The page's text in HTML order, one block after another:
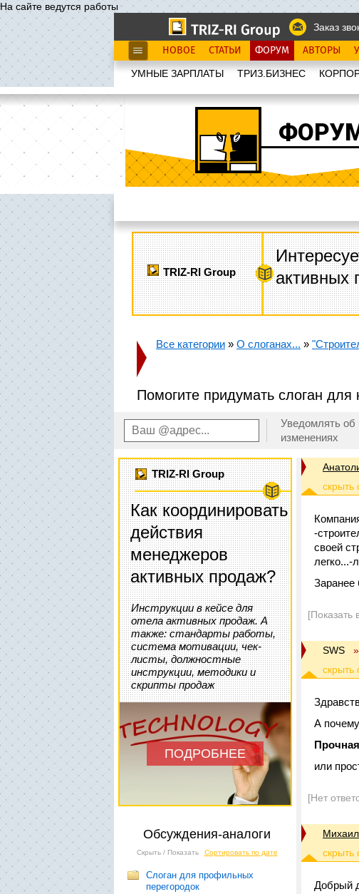
На сайте ведутся работы
Заказ
НОВОЕ СТАТЬИ ФОРУМ АВТОРЫ
УМНЫЕ ЗАРПЛАТЫ ТРИЗ.БИЗНЕС
TRIZ-RI Group
активных
Все категории » О слоганах... »
Помогите придумать слоган для
Уведомлять об
изменениях
TRIZ-RI Group
Как координировать
действия
менеджеров
активных продаж?
Инструкции в кейсе для
отела активных продаж. А
также: стандарты работы,
система мотивации, чек-
листы, должностные
инструкции, методики и
скрипты продаж
ПОДРОБНЕЕ
Обсуждения-аналоги
Скрыть / Показать Сортировать по дате
Слоган для профильных
перегородок
-
своей
легко...-
Заранее
[Показать
SWS »
А
или
[Нет
Добрый